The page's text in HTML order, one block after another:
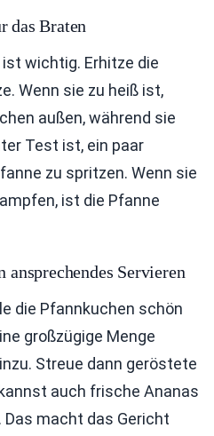
das Braten
wichtig. Erhitze die
Wenn sie zu heiß ist,
außen, während sie
Test ist, ein paar
zu spritzen. Wenn sie
ist die Pfanne
Servieren
die Pfannkuchen schön
großzügige Menge
Streue dann geröstete
auch frische Ananas
Das macht das Gericht